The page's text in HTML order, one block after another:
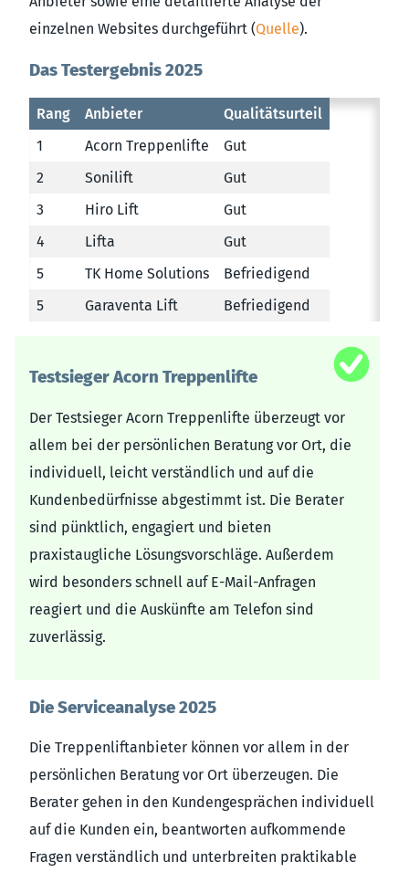
einzelnen Websites durchgeführt (Quelle).
Das Testergebnis 2025
Rang Anbieter
Qualitätsurteil
1
Acorn Treppenlifte
Gut
2
Sonilift
Gut
3
Hiro Lift
Gut
4
Lifta
Gut
5
TK Home Solutions
Befriedigend
5
Garaventa Lift Befriedigend
Testsieger Acorn Treppenlifte
Der Testsieger Acorn Treppenlifte überzeugt vor
allem bei der persönlichen Beratung vor Ort, die
individuell, leicht verständlich und auf die
Kundenbedürfnisse abgestimmt ist. Die Berater
sind pünktlich, engagiert und bieten
praxistaugliche Lösungsvorschläge. Außerdem
wird besonders schnell auf E-Mail-Anfragen
reagiert und die Auskünfte am Telefon sind
zuverlässig.
Die Serviceanalyse 2025
Die Treppenliftanbieter können vor allem in der
persönlichen Beratung vor Ort überzeugen. Die
Berater gehen in den Kundengesprächen individuell
auf die Kunden ein, beantworten aufkommende
Fragen verständlich und unterbreiten praktikable